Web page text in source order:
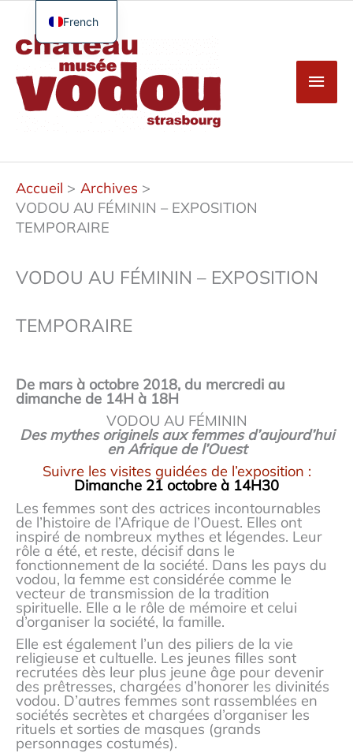
Aller
contenu
Accueil
Archives
VODOU AU FÉMININ – EXPOSITION
TEMPORAIRE
VODOU AU FÉMININ – EXPOSITION
TEMPORAIRE
De mars à octobre 2018, du mercredi au
dimanche de 14H à 18H
VODOU AU FÉMININ
Des mythes originels aux femmes d’aujourd’hui
en Afrique de l’Ouest
Suivre les visites guidées de l’exposition :
Dimanche 21 octobre à 14H30
Les femmes sont des actrices incontournables
de l’histoire de l’Afrique de l’Ouest. Elles ont
inspiré de nombreux mythes et légendes. Leur
rôle a été, et reste, décisif dans le
fonctionnement de la société. Dans les pays du
vodou, la femme est considérée comme le
vecteur de transmission de la tradition
spirituelle. Elle a le rôle de mémoire et celui
d’organiser la société, la famille.
Elle est également l’un des piliers de la vie
religieuse et cultuelle. Les jeunes filles sont
recrutées dès leur plus jeune âge pour devenir
des prêtresses, chargées d’honorer les divinités
vodou. D’autres femmes sont rassemblées en
sociétés secrètes et chargées d’organiser les
rituels et sorties de masques (grands
personnages costumés).
French
English
German
Spanish